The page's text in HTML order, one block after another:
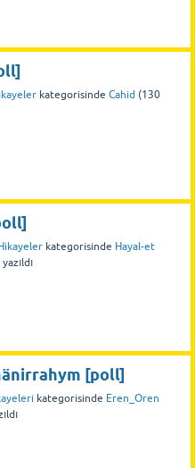
kategorisinde Cahid (130
kategorisinde Hayal-et
yazıldı
[poll]
kategorisinde Eren_Oren